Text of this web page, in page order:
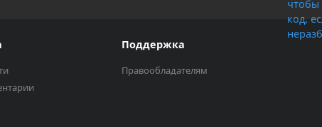
Поддержка
Правообладателям